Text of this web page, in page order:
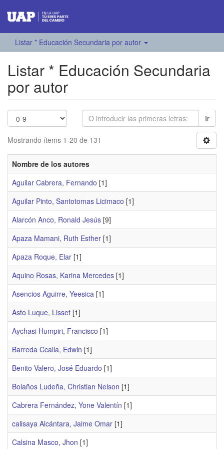
Listar * Educación Secundaria por autor
Listar * Educación Secundaria
por autor
Ir
Mostrando ítems 1-20 de 131
Nombre de los autores
Aguilar Cabrera, Fernando [1]
Aguilar Pinto, Santotomas Licimaco [1]
Alarcón Anco, Ronald Jesús [9]
Apaza Mamani, Ruth Esther [1]
Apaza Roque, Elar [1]
Aquino Rosas, Karina Mercedes [1]
Asencios Aguirre, Yeesica [1]
Asto Luque, Lisset [1]
Aychasi Humpiri, Francisco [1]
Barreda Ccalla, Edwin [1]
Benito Valero, José Eduardo [1]
Bolaños Ludeña, Christian Nelson [1]
Cabrera Fernández, Yone Valentín [1]
calisaya Alcántara, Jaime Omar [1]
Calsina Masco, Jhon [1]